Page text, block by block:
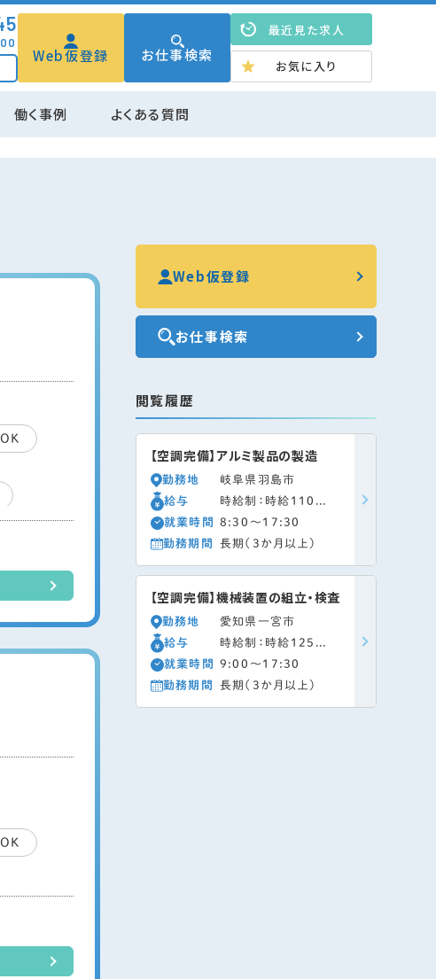
Web仮登録 お仕事検索
最近見た求人
お気に入り
働く事例 よくある質問
Web仮登録
お仕事検索
閲覧履歴
【空調完備】アルミ製品の製造
勤務地
岐阜県羽島市
給与
時給制：時給1100円
就業時間
8:30～17:30
勤務期間
長期（3か月以上）
【空調完備】機械装置の組立・検査
勤務地
愛知県一宮市
給与
時給制：時給1250円
就業時間
9:00～17:30
勤務期間
長期（3か月以上）